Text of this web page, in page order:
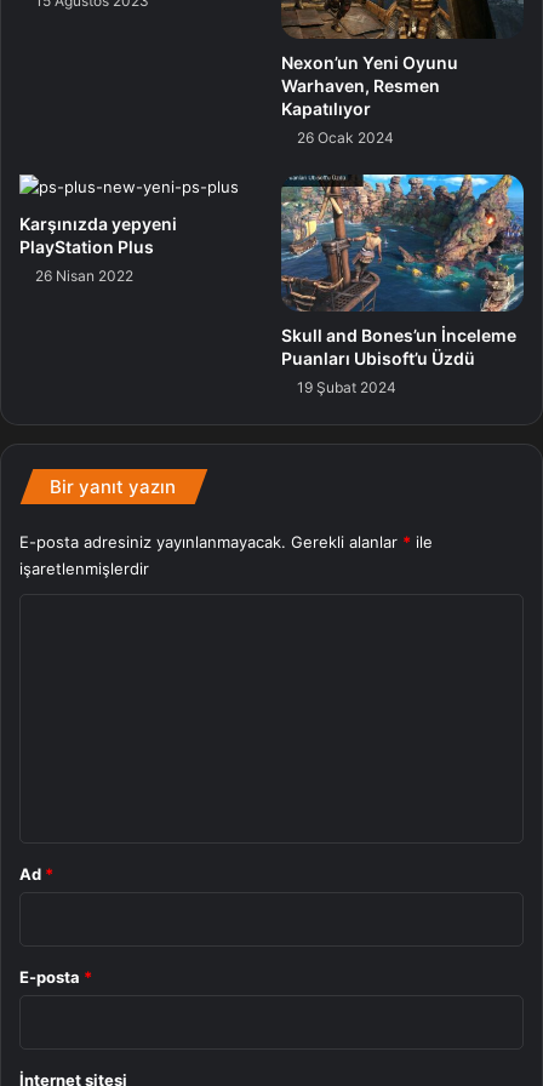
Whatsapp
Nexon’un Yeni Oyunu
Warhaven, Resmen
Kapatılıyor
26 Ocak 2024
Karşınızda yepyeni
PlayStation Plus
26 Nisan 2022
Skull and Bones’un İnceleme
Puanları Ubisoft’u Üzdü
19 Şubat 2024
Bir yanıt yazın
E-posta adresiniz yayınlanmayacak. Gerekli alanlar * ile
işaretlenmişlerdir
Ad *
E-posta *
İnternet sitesi